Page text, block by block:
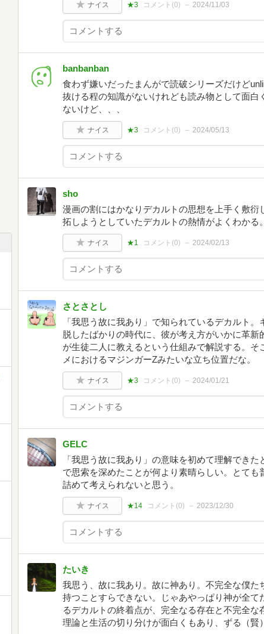
ナイス ★3 コメント(0) 2024/11/03
banbanban
食わず嫌いだったまんがで読破シリーズだけど
抜ける程の知識がないけれども読み物として面
ないけど、、、
ナイス ★3 コメント(0) 2024/05/13
sho
漫画の割にはかなりデカルトの思想を上手く敷
拓しようとしていたデカルトの熱情がよくわかる。
ナイス ★1 コメント(0) 2024/02/13
さとさとし
「我思う故に我あり」で知られているデカルト
脱したばかりの時代に、彼が考え方がいかに革新
が生徒二人に教えるという仕組みで解説する。
メにおけるマジンガーZみたいな立ち位置だな。
ナイス ★3 コメント(0) 2024/01/21
GELC
「我思う故に我あり」の意味を初めて理解でき
で思索を深めたことが何より素晴らしい。とても
詰めて考えられないと思う。
ナイス ★14 コメント(0) 2023/12/30
たいき
我思う、故に我あり。故に神あり。不完全な僕
持つことすらできない。じゃあやっぱり神が全
るデカルトの終着点が、完全なる存在と不完全な
理論と生活の切り分けが面白くもあり、ずる（賢